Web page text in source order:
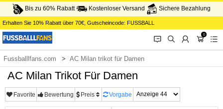
Bis zu 60% Rabatt Kostenloser Versand Sichere Bezahlung
Erhalten Sie 10% Rabatt über 70€ , Gutscheincode: FUSSBALL
󰂱 󰂨 󰃳
0
󰃦 󰃖
Fussballlfans.com AC Milan trikot für Damen
AC Milan Trikot Für Damen
Favorite Bewertung Preis Vorgabe